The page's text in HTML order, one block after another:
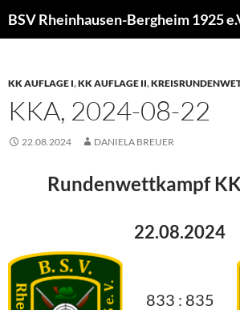
Inhalt
KK AUFLAGE I,KK AUFLAGE II,
KKA, 2024-08-22
22.08.2024 DANIELA BREUER
Rundenwettkampf
22.08.2024
833 : 835